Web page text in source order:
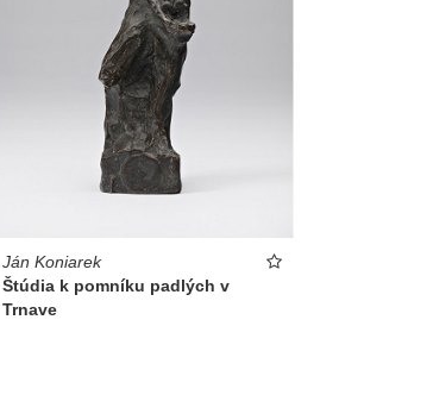
Ján Koniarek
Štúdia k pomníku padlých v
Trnave